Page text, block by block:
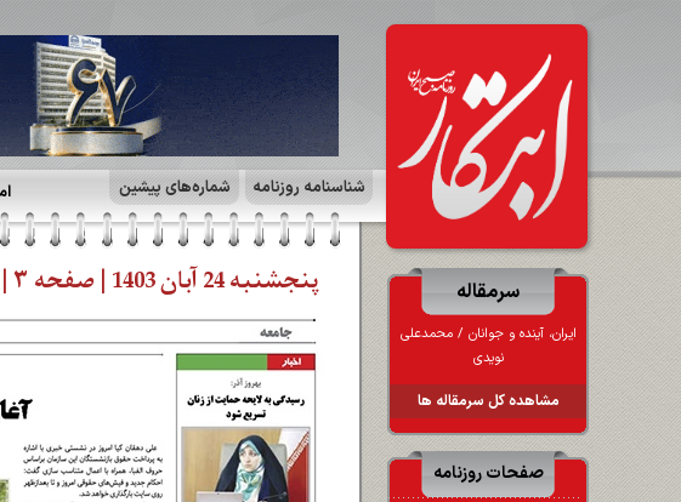
شناسنامه روزنامه شماره‌های پیشین
سرمقاله
ایران، آینده و جوانان ‪/‬ محمدعلی
نویدی
مشاهده کل سرمقاله ها
صفحات روزنامه
پنجشنبه 24 آبان 1403 | صفحه ۳ | جامعه